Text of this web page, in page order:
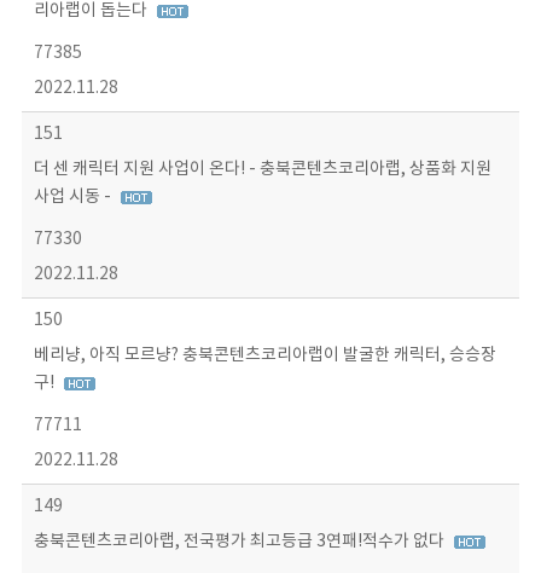
리아랩이 돕는다
77385
2022.11.28
151
더 센 캐릭터 지원 사업이 온다! - 충북콘텐츠코리아랩, 상품화 지원
사업 시동 -
77330
2022.11.28
150
베리냥, 아직 모르냥? 충북콘텐츠코리아랩이 발굴한 캐릭터, 승승장
구!
77711
2022.11.28
149
충북콘텐츠코리아랩, 전국평가 최고등급 3연패!적수가 없다